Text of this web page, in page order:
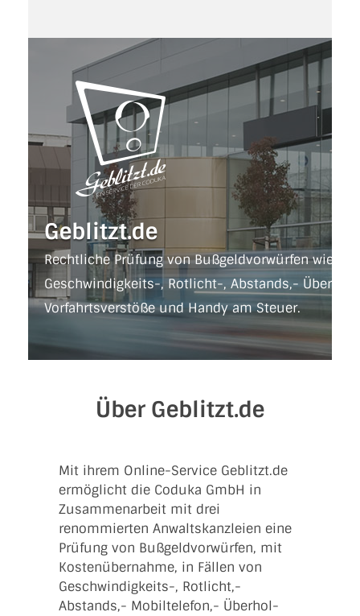
Geblitzt.de
Rechtliche Prüfung von Bußgeldvorwürfen wie
Geschwindigkeits-, Rotlicht-, Abstands,-
Vorfahrtsverstöße und Handy am Steuer.
Über Geblitzt.de
Mit ihrem Online-Service Geblitzt.de
ermöglicht die Coduka GmbH in
Zusammenarbeit mit drei
renommierten Anwaltskanzleien eine
Prüfung von Bußgeldvorwürfen, mit
Kostenübernahme, in Fällen von
Geschwindigkeits-, Rotlicht,-
Abstands,- Mobiltelefon,- Überhol-